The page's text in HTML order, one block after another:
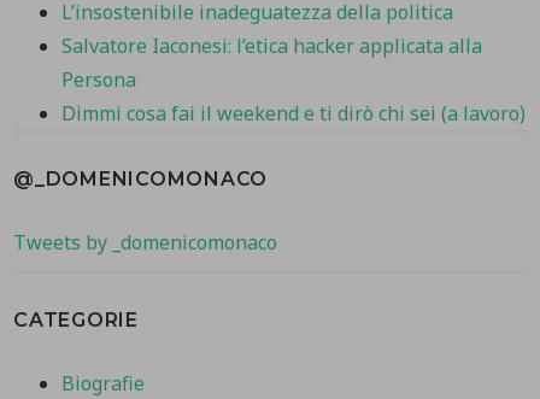
L’insostenibile inadeguatezza della politica
Salvatore Iaconesi: l’etica hacker applicata alla
Persona
Dimmi cosa fai il weekend e ti dirò chi sei (a lavoro)
@_DOMENICOMONACO
Tweets by _domenicomonaco
CATEGORIE
Biografie